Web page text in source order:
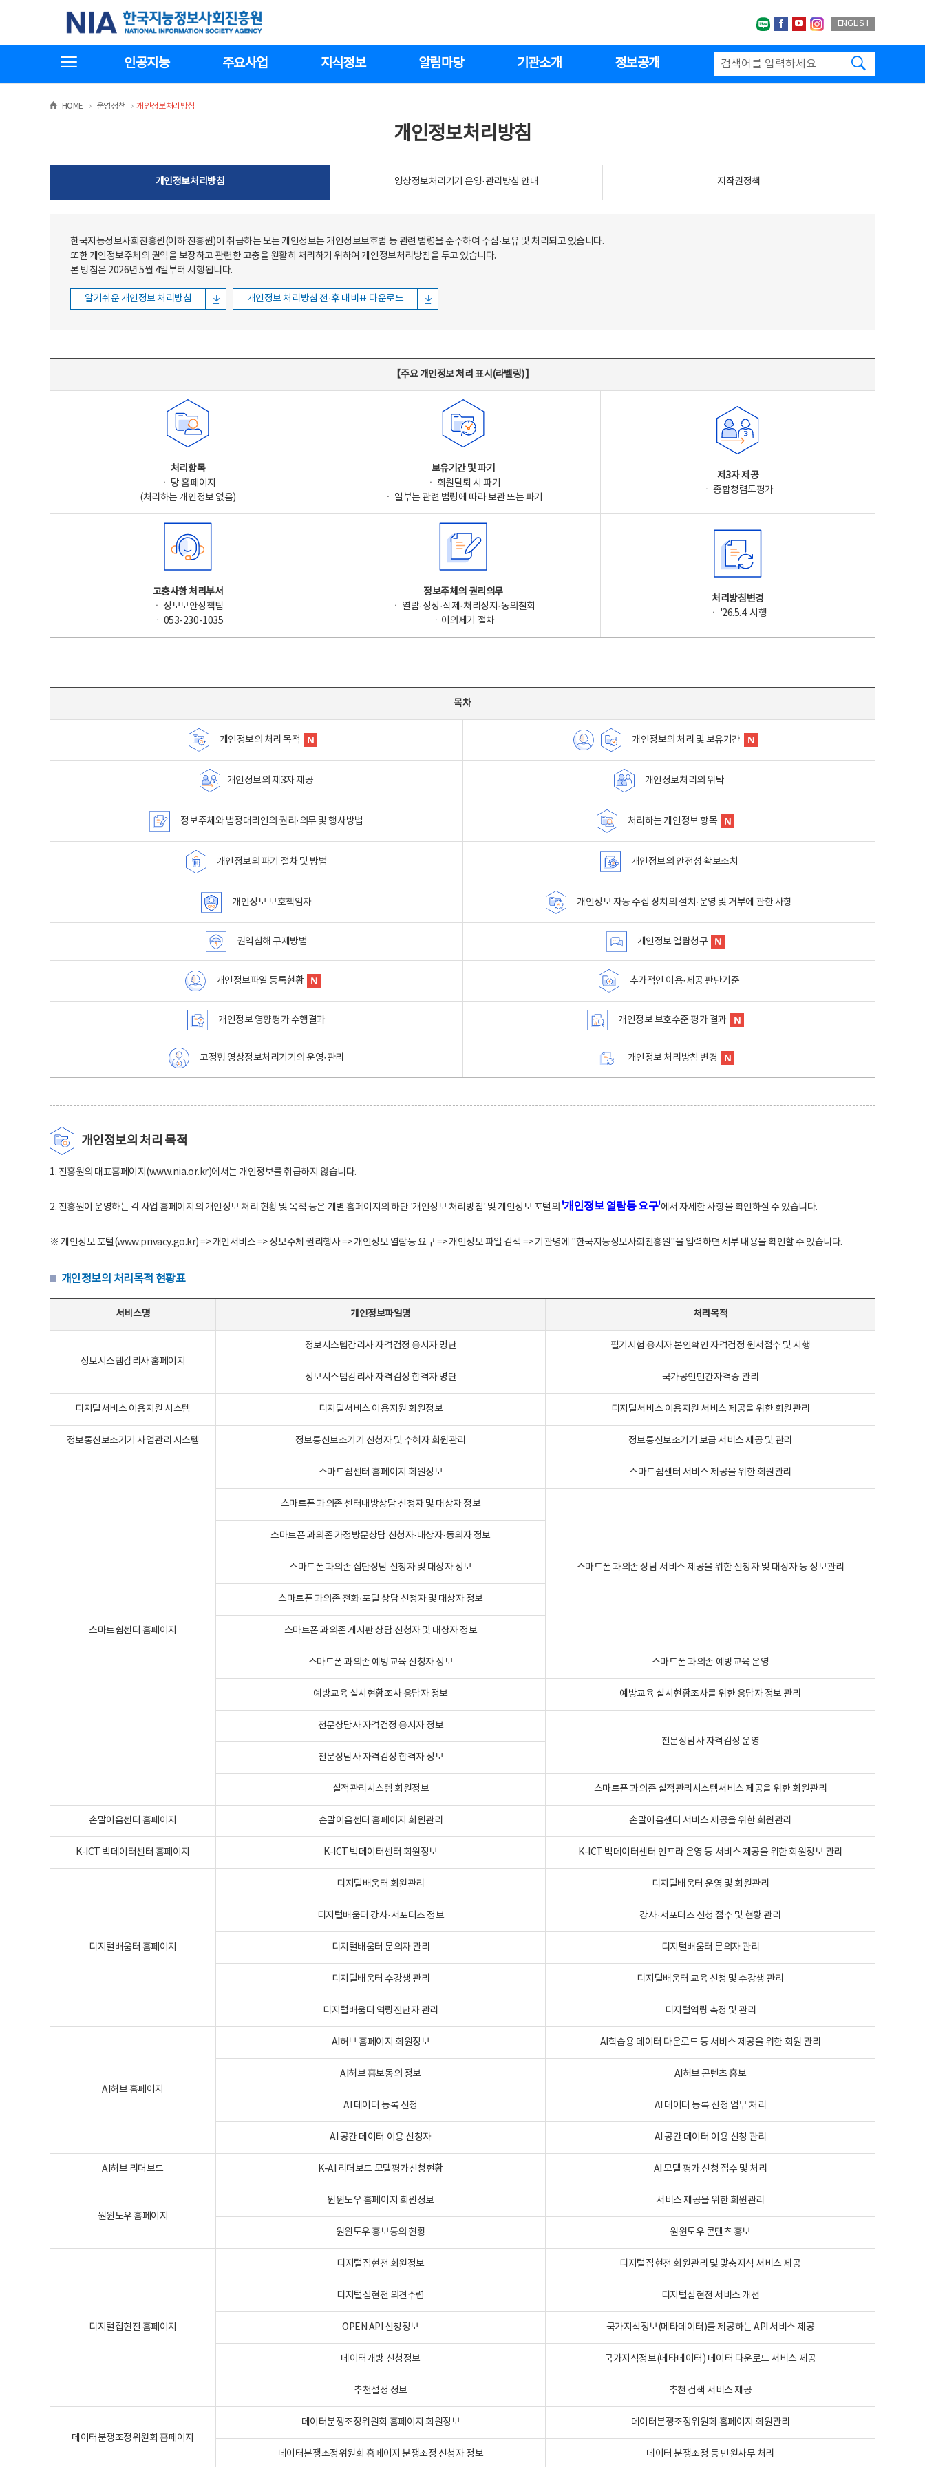
한국지능정보사회진흥원
네이버블로그
페이스북
유투브인스타그랩
ENGLISH
인공지능 주요사업 지식정보 알림마당 기관소개 정보공개
HOME >운영정책 >
개인정보처리방침
개인정보처리방침
개인정보처리방침 영상정보처리기기 운영·관리방침 안내 저작권정책
한국지능정보사회진흥원(이하 진흥원)이 취급하는 모든 개인정보는 개인정보보호법 등 관련 법령을 준수하여 수집·보유 및 처리되고 있습니다.
또한 개인정보주체의 권익을 보장하고 관련한 고충을 원활히 처리하기 위하여 개인정보처리방침을 두고 있습니다.
본 방침은 2026년 5월 4일부터 시행됩니다.
알기쉬운 개인정보 처리방침 개인정보 처리방침 전·후 대비표 다운로드
【주요 개인정보 처리 표시(라벨링)】
처리항목
ㆍ 당 홈페이지
(처리하는 개인정보 없음)
보유기간 및 파기
ㆍ 회원탈퇴 시 파기
ㆍ 일부는 관련 법령에 따라 보관 또는 파기
제3자 제공
ㆍ 종합청렴도평가
고충사항 처리부서
ㆍ 정보보안정책팀
ㆍ 053-230-1035
정보주체의 권리의무
ㆍ 열람·정정·삭제·처리정지·동의철회
ㆍ이의제기 절차
처리방침변경
ㆍ '26.5.4. 시행
목차
개인정보의 처리 목적 개인정보의 처리 및 보유기간
개인정보의 제3자 제공 개인정보처리의 위탁
정보주체와 법정대리인의 권리·의무 및 행사방법 처리하는 개인정보 항목
개인정보의 파기 절차 및 방법 개인정보의 안전성 확보조치
개인정보 보호책임자 개인정보 자동 수집 장치의 설치·운영 및 거부에 관한 사항
권익침해 구제방법 개인정보 열람청구
개인정보파일 등록현황 추가적인 이용·제공 판단기준
개인정보 영향평가 수행결과 개인정보 보호수준 평가 결과
고정형 영상정보처리기기의 운영·관리 개인정보 처리방침 변경
개인정보의 처리 목적
1. 진흥원의 대표홈페이지(www.nia.or.kr)에서는 개인정보를 취급하지 않습니다.
2. 진흥원이 운영하는 각 사업 홈페이지의 개인정보 처리 현황 및 목적 등은 개별 홈페이지의 하단 '개인정보 처리방침' 및 개인정보 포털의 '개인정보 열람등 요구'에서 자세한 사항을 확인하실 수 있습니다.
※ 개인정보 포털(www.privacy.go.kr) => 개인서비스 => 정보주체 권리행사 => 개인정보 열람등 요구 => 개인정보 파일 검색 => 기관명에 "한국지능정보사회진흥원"을 입력하면 세부 내용을 확인할 수 있습니다.
개인정보의 처리목적 현황표
서비스명 개인정보파일명 처리목적
정보시스템감리사 홈페이지
정보시스템감리사 자격검정 응시자 명단 필기시험 응시자 본인확인 자격검정 원서접수 및 시행
정보시스템감리사 자격검정 합격자 명단 국가공인민간자격증 관리
디지털서비스 이용지원 시스템 디지털서비스 이용지원 회원정보 디지털서비스 이용지원 서비스 제공을 위한 회원관리
정보통신보조기기 사업관리 시스템 정보통신보조기기 신청자 및 수혜자 회원관리 정보통신보조기기 보급 서비스 제공 및 관리
스마트쉼센터 홈페이지
스마트쉼센터 홈페이지 회원정보 스마트쉼센터 서비스 제공을 위한 회원관리
스마트폰 과의존 센터내방상담 신청자 및 대상자 정보
스마트폰 과의존 상담 서비스 제공을 위한 신청자 및 대상자 등 정보관리
스마트폰 과의존 가정방문상담 신청자·대상자·동의자 정보
스마트폰 과의존 집단상담 신청자 및 대상자 정보
스마트폰 과의존 전화·포털 상담 신청자 및 대상자 정보
스마트폰 과의존 게시판 상담 신청자 및 대상자 정보
스마트폰 과의존 예방교육 신청자 정보 스마트폰 과의존 예방교육 운영
예방교육 실시현황조사 응답자 정보 예방교육 실시현황조사를 위한 응답자 정보 관리
전문상담사 자격검정 응시자 정보
전문상담사 자격검정 운영
전문상담사 자격검정 합격자 정보
실적관리시스템 회원정보 스마트폰 과의존 실적관리시스템서비스 제공을 위한 회원관리
손말이음센터 홈페이지 손말이음센터 홈페이지 회원관리 손말이음센터 서비스 제공을 위한 회원관리
K-ICT 빅데이터센터 홈페이지 K-ICT 빅데이터센터 회원정보 K-ICT 빅데이터센터 인프라 운영 등 서비스 제공을 위한 회원정보 관리
디지털배움터 홈페이지
디지털배움터 회원관리 디지털배움터 운영 및 회원관리
디지털배움터 강사·서포터즈 정보 강사·서포터즈 신청 접수 및 현황 관리
디지털배움터 문의자 관리 디지털배움터 문의자 관리
디지털배움터 수강생 관리 디지털배움터 교육 신청 및 수강생 관리
디지털배움터 역량진단자 관리 디지털역량 측정 및 관리
AI허브 홈페이지
AI허브 홈페이지 회원정보 AI학습용 데이터 다운로드 등 서비스 제공을 위한 회원 관리
AI허브 홍보동의 정보 AI허브 콘텐츠 홍보
AI 데이터 등록 신청 AI 데이터 등록 신청 업무 처리
AI 공간 데이터 이용 신청자 AI 공간 데이터 이용 신청 관리
AI허브 리더보드 K-AI 리더보드 모델평가신청현황 AI 모델 평가 신청 접수 및 처리
원윈도우 홈페이지
원윈도우 홈페이지 회원정보 서비스 제공을 위한 회원관리
원윈도우 홍보동의 현황 원윈도우 콘텐츠 홍보
디지털집현전 홈페이지
디지털집현전 회원정보 디지털집현전 회원관리 및 맞춤지식 서비스 제공
디지털집현전 의견수렴 디지털집현전 서비스 개선
OPEN API 신청정보 국가지식정보(메타데이터)를 제공하는 API 서비스 제공
데이터개방 신청정보 국가지식정보(메타데이터) 데이터 다운로드 서비스 제공
추천설정 정보 추천 검색 서비스 제공
데이터분쟁조정위원회 홈페이지
데이터분쟁조정위원회 홈페이지 회원정보 데이터분쟁조정위원회 홈페이지 회원관리
데이터분쟁조정위원회 홈페이지 분쟁조정 신청자 정보 데이터 분쟁조정 등 민원사무 처리